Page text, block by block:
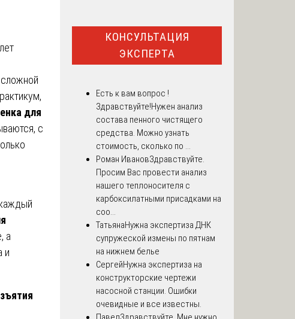
сложной
для
с
а
и
КОНСУЛЬТАЦИЯ
ЭКСПЕРТА
Есть к вам вопрос !
Здравствуйте!Нужен анализ
состава пенного чистящего
средства. Можно узнать
стоимость, сколько по ...
Роман ИвановЗдравствуйте.
Просим Вас провести анализ
нашего теплоносителя с
карбоксилатными присадками на
соо...
ТатьянаНужна экспертиза ДНК
супружеской измены по пятнам
на нижнем белье
СергейНужна экспертиза на
конструкторские чертежи
насосной станции. Ошибки
очевидные и все известны.